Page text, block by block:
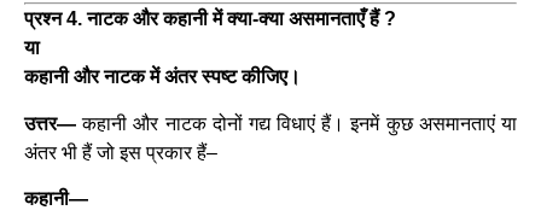
प्रश्न 4. नाटक और कहानी में क्या-क्या असमानताएँ हैं ?
या
कहानी और नाटक में अंतर स्पष्ट कीजिए।
उत्तर—कहानी और नाटक दोनों गद्य विधाएं हैं। इनमें कुछ असमानताएं या
अंतर भी हैं जो इस प्रकार हैं–
कहानी—